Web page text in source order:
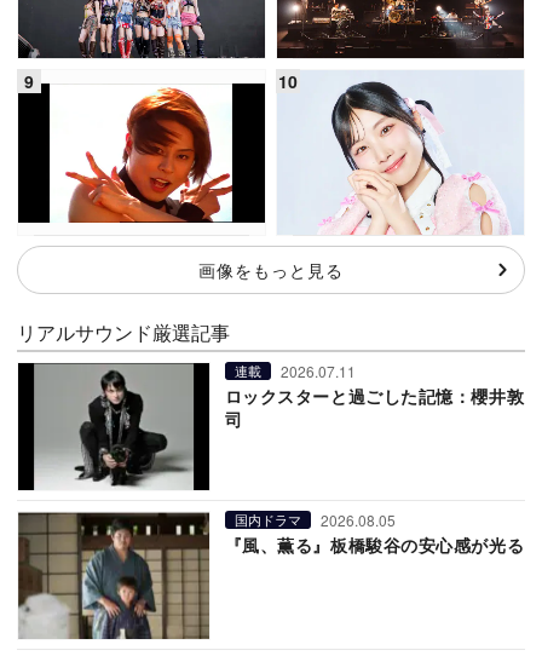
画像をもっと見る
リアルサウンド厳選記事
連載 2026.07.11
ロックスターと過ごした記憶：櫻井敦
司
国内ドラマ 2026.08.05
『風、薫る』板橋駿谷の安心感が光る